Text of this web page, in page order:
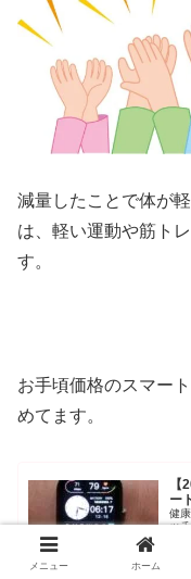
減量したことで体が
は、軽い運動や筋ト
す。
お手頃価格のスマー
めてます。
ー
健
ッ
っ
ご
yosh4432.xyz
メニュー ホーム